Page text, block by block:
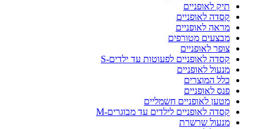
תיק לאופניים
קסדה לאופניים
מראה לאופניים
מבצעים מטורפים
צופר לאופניים
קסדה לאופניים לפעוטות עד ילדים-S
מנעול לאופניים
כלל המוצרים
פנס לאופניים
מטען לאופניים חשמליים
קסדה לאופניים לילדים עד מבוגרים-M
מנעול שרשרת